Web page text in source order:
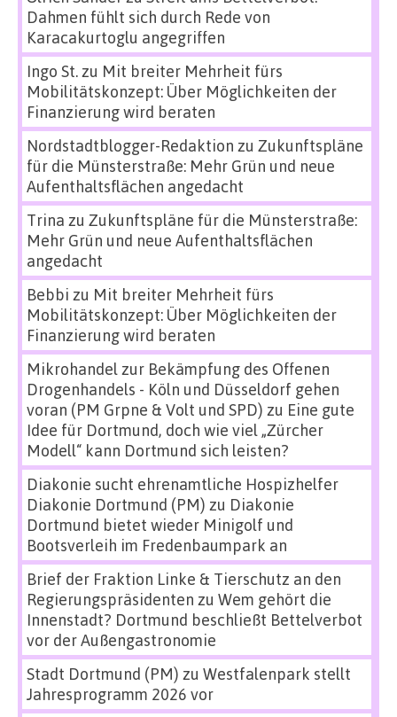
Dahmen fühlt sich durch Rede von
Karacakurtoglu angegriffen
Ingo St.zu Mit breiter Mehrheit fürs
Mobilitätskonzept: Über Möglichkeiten der
Finanzierung wird beraten
Nordstadtblogger-Redaktion zu Zukunftspläne
für die Münsterstraße: Mehr Grün und neue
Aufenthaltsflächen angedacht
Trina zu Zukunftspläne für die Münsterstraße:
Mehr Grün und neue Aufenthaltsflächen
angedacht
Bebbi zu Mit breiter Mehrheit fürs
Mobilitätskonzept: Über Möglichkeiten der
Finanzierung wird beraten
Mikrohandel zur Bekämpfung des Offenen
Drogenhandels - Köln und Düsseldorf gehen
voran (PM Grpne & Volt und SPD) zu Eine gute
Idee für Dortmund, doch wie viel „Zürcher
Modell“ kann Dortmund sich leisten?
Diakonie sucht ehrenamtliche Hospizhelfer
Diakonie Dortmund (PM) zu Diakonie
Dortmund bietet wieder Minigolf und
Bootsverleih im Fredenbaumpark an
Brief der Fraktion Linke & Tierschutz an den
Regierungspräsidenten zu Wem gehört die
Innenstadt? Dortmund beschließt Bettelverbot
vor der Außengastronomie
Stadt Dortmund (PM) zu Westfalenpark stellt
Jahresprogramm 2026 vor